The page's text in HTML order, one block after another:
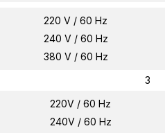
220 V / 60 Hz
240 V / 60 Hz
380 V / 60 Hz
3
220V / 60 Hz
240V / 60 Hz